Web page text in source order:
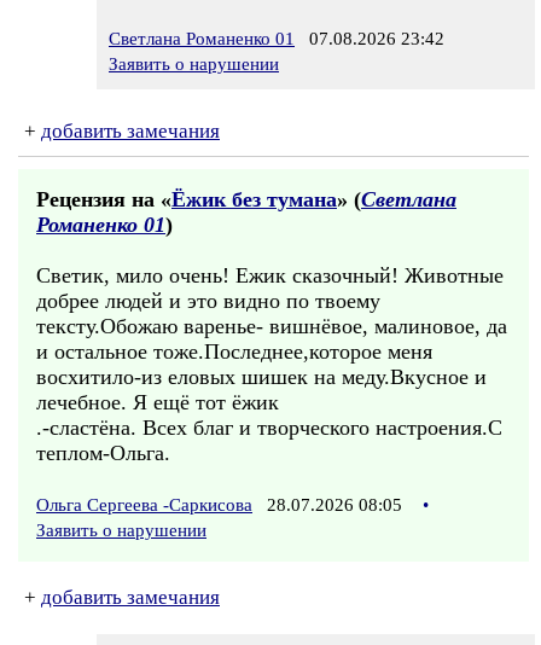
Светлана Романенко 01
07.08.2026 23:42
Заявить о нарушении
+ добавить замечания
Рецензия на «Ёжик без тумана» (Светлана
Романенко 01)
Светик, мило очень! Ежик сказочный! Животные
добрее людей и это видно по твоему
тексту.Обожаю варенье- вишнёвое, малиновое, да
и остальное тоже.Последнее,которое меня
восхитило-из еловых шишек на меду.Вкусное и
лечебное. Я ещё тот ёжик
.-сластёна. Всех благ и творческого настроения.С
теплом-Ольга.
Ольга Сергеева -Саркисова 28.07.2026 08:05
•
Заявить о нарушении
+ добавить замечания